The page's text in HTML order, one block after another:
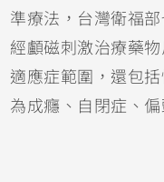
準療法，台灣衛福
經顱磁刺激治療藥
適應症範圍，還包
為成癮、自閉症、偏